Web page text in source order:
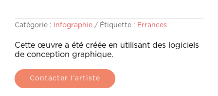
Catégorie : Infographie Étiquette : Errances
Cette œuvre a été créée en utilisant des logiciels
de conception graphique.
Contacter l’artiste